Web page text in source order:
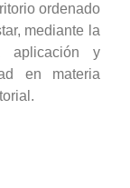
ordenado
mediante la
aplicación y
en materia